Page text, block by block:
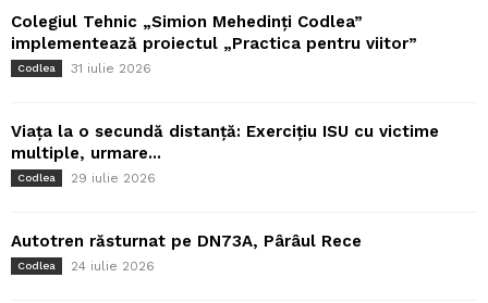
Colegiul Tehnic „Simion Mehedinți Codlea”
implementează proiectul „Practica pentru viitor”
Codlea 31 iulie 2026
Viața la o secundă distanță: Exercițiu ISU cu victime
multiple, urmare...
Codlea 29 iulie 2026
Autotren răsturnat pe DN73A, Pârâul Rece
Codlea 24 iulie 2026